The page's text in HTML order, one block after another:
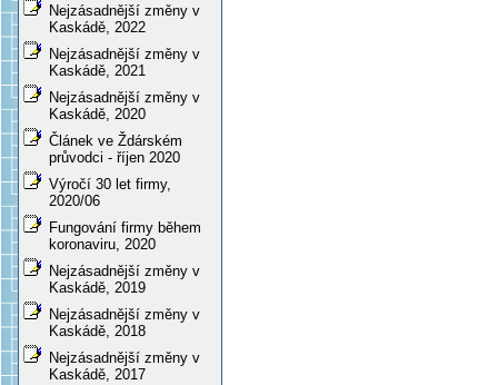
Nejzásadnější změny v
Kaskádě, 2022
Nejzásadnější změny v
Kaskádě, 2021
Nejzásadnější změny v
Kaskádě, 2020
Článek ve Ždárském
průvodci - říjen 2020
Výročí 30 let firmy,
2020/06
Fungování firmy během
koronaviru, 2020
Nejzásadnější změny v
Kaskádě, 2019
Nejzásadnější změny v
Kaskádě, 2018
Nejzásadnější změny v
Kaskádě, 2017